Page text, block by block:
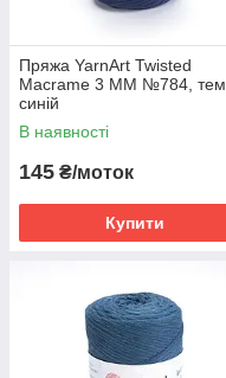
Пряжа YarnArt Twisted
Macrame 3 MM №784,
синій
В наявності
145 ₴/моток
Купити